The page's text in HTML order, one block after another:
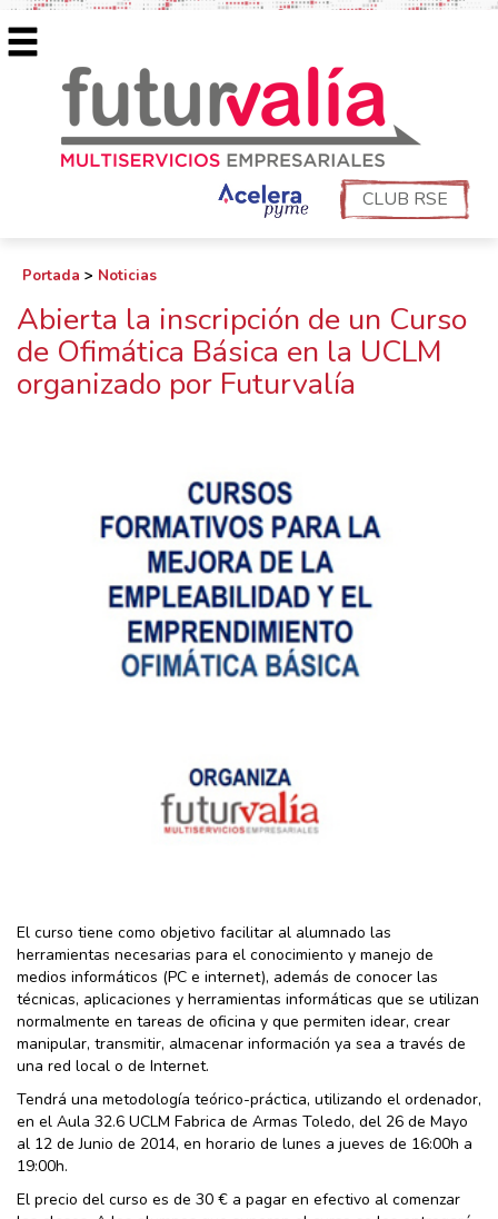
CLUB RSE
Portada > Noticias
Abierta la inscripción de un Curso
de Ofimática Básica en la UCLM
organizado por Futurvalía
El curso tiene como objetivo facilitar al alumnado las
herramientas necesarias para el conocimiento y manejo de
medios informáticos (PC e internet), además de conocer las
técnicas, aplicaciones y herramientas informáticas que se utilizan
normalmente en tareas de oficina y que permiten idear, crear
manipular, transmitir, almacenar información ya sea a través de
una red local o de Internet.
Tendrá una metodología teórico-práctica, utilizando el ordenador,
en el Aula 32.6 UCLM Fabrica de Armas Toledo, del 26 de Mayo
al 12 de Junio de 2014, en horario de lunes a jueves de 16:00h a
19:00h.
El precio del curso es de 30 € a pagar en efectivo al comenzar